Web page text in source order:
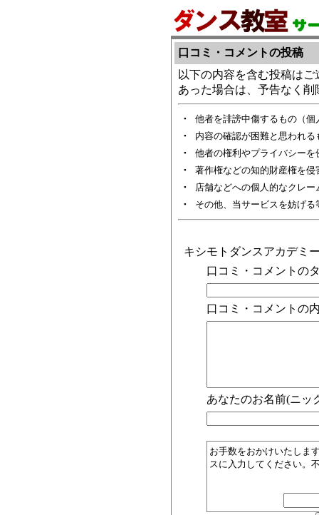
口コミ・コメントの投稿
以下の内容を含む投稿は
あった場合は、予告なく削
・
他者を誹謗中傷するもの（
・
内容の確認が困難と思われ
・
他者の権利やプライバシーを
・
著作権などの知的財産権を侵
・
店舗などへの個人的なクレ
・
その他、当サービスを妨げ
キシモトダンスアカデミ
口コミ・コメントの
口コミ・コメントの
あなたのお名前(ニッ
お手数をおかけいたしま
スに入力してください。